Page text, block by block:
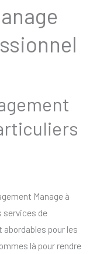
Manage à
services de
abordables pour les
là pour rendre